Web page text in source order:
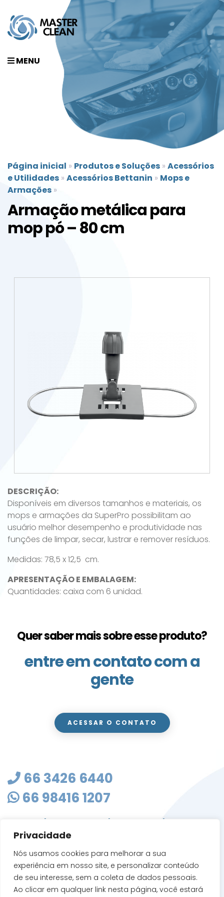
Privacidade
Nós usamos cookies para melhorar a sua
experiência em nosso site, e personalizar conteúdo
de seu interesse, sem a coleta de dados pessoais.
Ao clicar em qualquer link nesta página, você estará
MENU
Página inicial » Produtos e Soluções » Acessórios
e Utilidades » Acessórios Bettanin » Mops e
Armações »
Armação metálica para
mop pó – 80 cm
DESCRIÇÃO:
Disponíveis em diversos tamanhos e materiais, os
mops e armações da SuperPro possibilitam ao
usuário melhor desempenho e produtividade nas
funções de limpar, secar, lustrar e remover resíduos.
Medidas: 78,5 x 12,5 cm.
APRESENTAÇÃO E EMBALAGEM:
Quantidades: caixa com 6 unidad.
Quer saber mais sobre esse produto?
entre em contato com a
gente
ACESSAR O CONTATO
66 3426 6440
66 98416 1207
masterclean@mastercleanmt.com.br
Rua Sete de Setembro, 103 - Vila Birigui
CEP 78705-010
Rondonópolis - MT